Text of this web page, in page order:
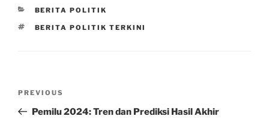
CATEGORIES
BERITA POLITIK
TAGS
BERITA POLITIK TERKINI
Previous
Post
PREVIOUS
Pemilu 2024: Tren dan Prediksi Hasil Akhir